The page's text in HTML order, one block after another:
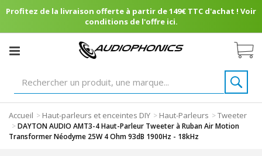
Profitez de la livraison offerte à partir de 149€ TTC d'achat ! Voir
conditions de l'offre ici.
Accueil > Haut-parleurs et enceintes DIY > Haut-Parleurs >Tweeter
>DAYTON AUDIO AMT3-4 Haut-Parleur Tweeter à Ruban Air Motion
Transformer Néodyme 25W 4 Ohm 93dB 1900Hz - 18kHz